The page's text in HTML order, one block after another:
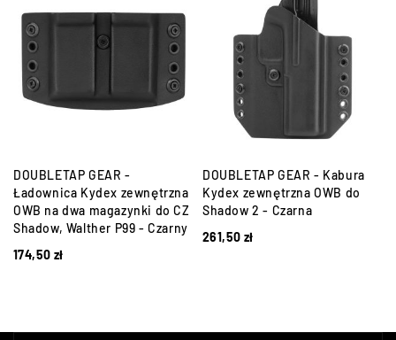
DOUBLETAP GEAR -
Ładownica Kydex zewnętrzna
OWB na dwa magazynki do CZ
Shadow, Walther P99 - Czarny
174,50 zł
DOUBLETAP GEAR - Kabura
Kydex zewnętrzna OWB do
Shadow 2 - Czarna
261,50 zł